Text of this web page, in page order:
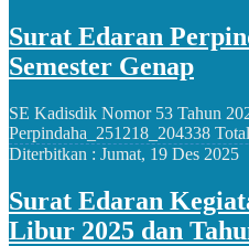
Surat Edaran
Semester Genap
SE Kadisdik Nomor 53 Tahun
Perpindaha_251218_204338
Diterbitkan : Jumat, 19 Des 2025
Surat Edaran
Libur 2025 dan